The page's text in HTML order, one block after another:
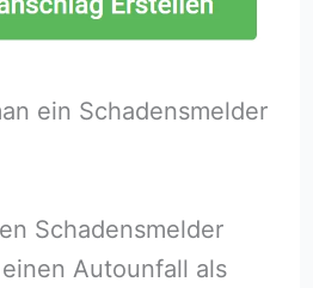
ein Schadensmelder
Schadensmelder
Autounfall als